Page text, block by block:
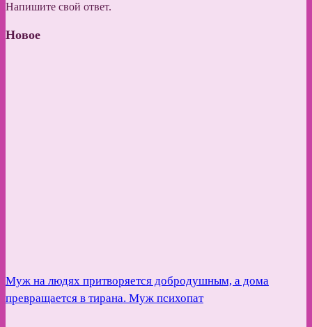
Напишите свой ответ.
Новое
Муж на людях притворяется добродушным, а дома
превращается в тирана. Муж психопат